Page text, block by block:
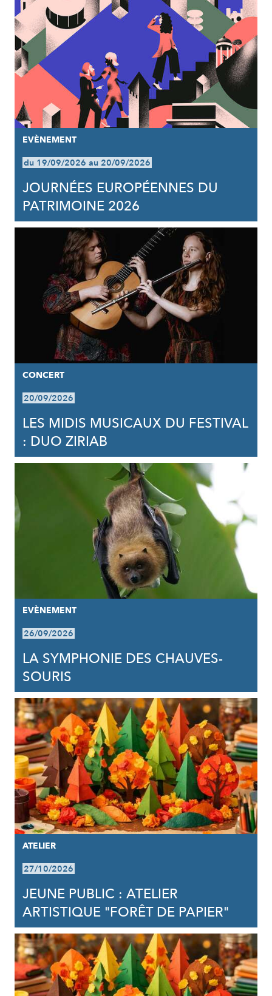
EVÈNEMENT
du 19/09/2026 au 20/09/2026
JOURNÉES EUROPÉENNES DU
PATRIMOINE 2026
CONCERT
20/09/2026
LES MIDIS MUSICAUX DU FESTIVAL
: DUO ZIRIAB
EVÈNEMENT
26/09/2026
LA SYMPHONIE DES CHAUVES-
SOURIS
ATELIER
27/10/2026
JEUNE PUBLIC : ATELIER
ARTISTIQUE "FORÊT DE PAPIER"